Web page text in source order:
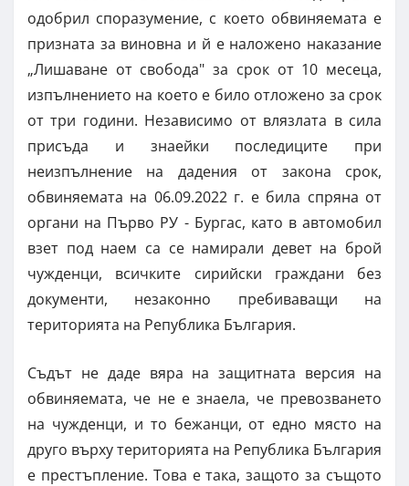
одобрил споразумение, с което обвиняемата е
призната за виновна и й е наложено наказание
„Лишаване от свобода" за срок от 10 месеца,
изпълнението на което е било отложено за срок
от три години. Независимо от влязлата в сила
присъда и знаейки последиците при
неизпълнение на дадения от закона срок,
обвиняемата на 06.09.2022 г. е била спряна от
органи на Първо РУ - Бургас, като в автомобил
взет под наем са се намирали девет на брой
чужденци, всичките сирийски граждани без
документи, незаконно пребиваващи на
територията на Република България.
Съдът не даде вяра на защитната версия на
обвиняемата, че не е знаела, че превозването
на чужденци, и то бежанци, от едно място на
друго върху територията на Република България
е престъпление. Това е така, защото за същото